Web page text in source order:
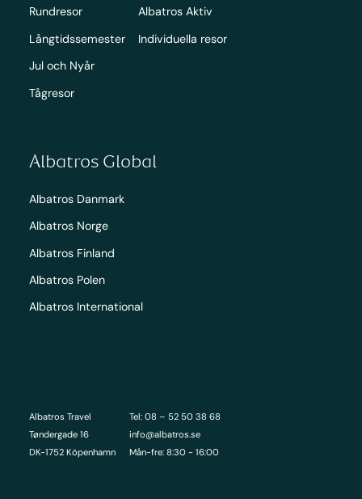
Albatros Travel
Tøndergade 16
DK-1752 Köpenhamn
Tel: 08 – 52 50 38 68
info@albatros.se
Mån-fre: 8:30 - 16:00
Rundresor
Långtidssemester
Jul och Nyår
Tågresor
Albatros Aktiv
Individuella resor
Albatros Global
Albatros Danmark
Albatros Norge
Albatros Finland
Albatros Polen
Albatros International